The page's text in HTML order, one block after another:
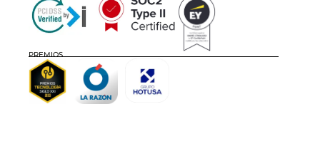
PREMIOS